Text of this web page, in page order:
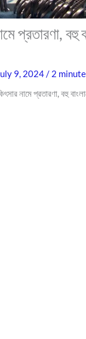
প্রতারণা, বহু
9, 2024/ 2
নামে প্রতারণা, বহু